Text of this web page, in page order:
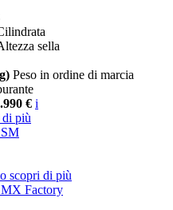
sella
Peso in ordine di marcia
€ i
di più
scopri di più
Factory